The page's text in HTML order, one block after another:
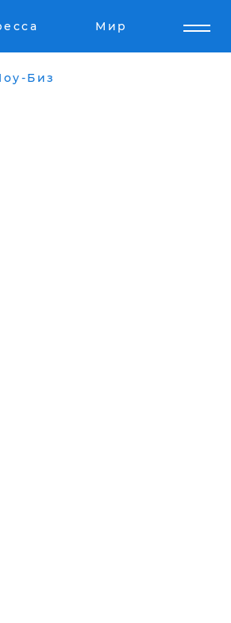
Мир
Биз